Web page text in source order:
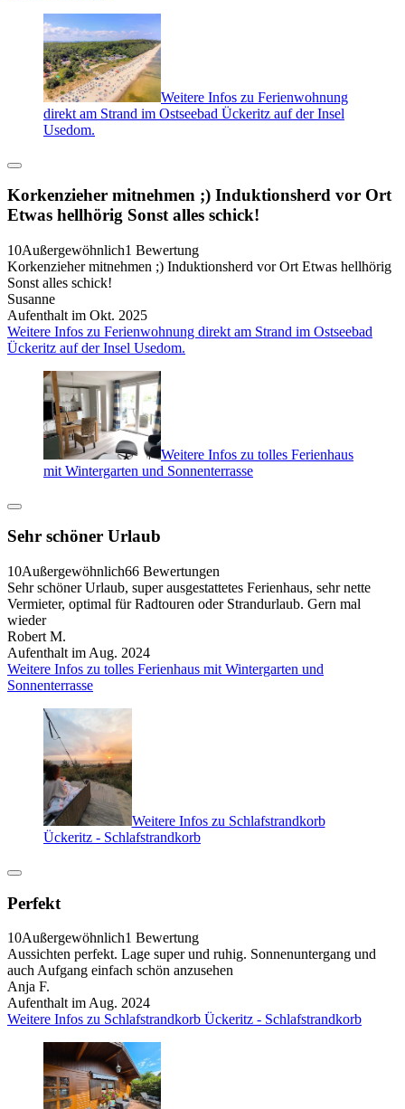
Weitere Infos zu Ferienwohnung
direkt am Strand im Ostseebad Ückeritz auf der Insel
Usedom.
Korkenzieher mitnehmen ;) Induktionsherd vor Ort
Etwas hellhörig Sonst alles schick!
10Außergewöhnlich1 Bewertung
Korkenzieher mitnehmen ;) Induktionsherd vor Ort Etwas hellhörig
Sonst alles schick!
Susanne
Aufenthalt im Okt. 2025
Weitere Infos zu Ferienwohnung direkt am Strand im Ostseebad
Ückeritz auf der Insel Usedom.
Weitere Infos zu tolles Ferienhaus
mit Wintergarten und Sonnenterrasse
Sehr schöner Urlaub
10Außergewöhnlich66 Bewertungen
Sehr schöner Urlaub, super ausgestattetes Ferienhaus, sehr nette
Vermieter, optimal für Radtouren oder Strandurlaub. Gern mal
wieder
Robert M.
Aufenthalt im Aug. 2024
Weitere Infos zu tolles Ferienhaus mit Wintergarten und
Sonnenterrasse
Weitere Infos zu Schlafstrandkorb
Ückeritz - Schlafstrandkorb
Perfekt
10Außergewöhnlich1 Bewertung
Aussichten perfekt. Lage super und ruhig. Sonnenuntergang und
auch Aufgang einfach schön anzusehen
Anja F.
Aufenthalt im Aug. 2024
Weitere Infos zu Schlafstrandkorb Ückeritz - Schlafstrandkorb